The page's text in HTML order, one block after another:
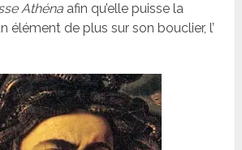
Athéna afin qu’elle puisse la
élément de plus sur son bouclier, l’